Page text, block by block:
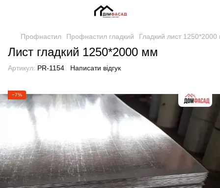
Профнастил Профнастил гладкий Гладкий лист
Лист гладкий 1250*2000 мм
Артикул: PR-1154 Написати відгук
−7%